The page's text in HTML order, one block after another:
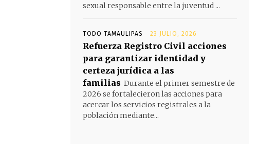
sexual responsable entre la juventud ...
TODO TAMAULIPAS 23 JULIO, 2026
Refuerza Registro Civil acciones
para garantizar identidad y
certeza jurídica a las
familias Durante el primer semestre de
2026 se fortalecieron las acciones para
acercar los servicios registrales a la
población mediante...